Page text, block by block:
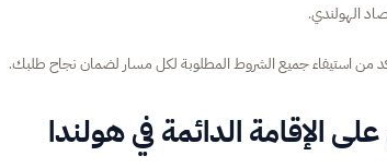
الهولندي.
من استيفاء جميع الشروط المطلوبة لكل مسار لضمان نجاح طلبك.
الدائمة في هولندا